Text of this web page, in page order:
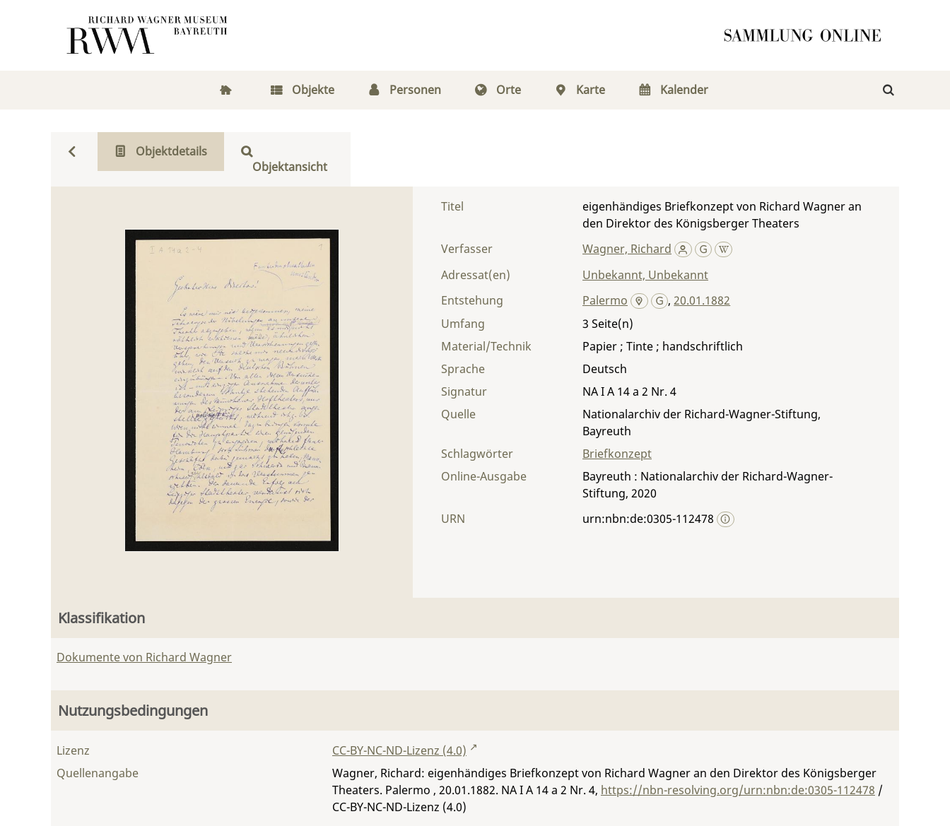
Objekte Personen Orte Karte Kalender
Objektdetails
Objektansicht
Titel
eigenhändiges Briefkonzept von Richard Wagner an
den Direktor des Königsberger Theaters
Verfasser
Wagner, Richard
Adressat(en)
Unbekannt, Unbekannt
Entstehung
Palermo ,20.01.1882
Umfang
3
Material/Technik
Papier ; Tinte ; handschriftlich
Sprache
Deutsch
Signatur
NA I A 14 a 2 Nr. 4
Quelle
Nationalarchiv der Richard-Wagner-Stiftung,
Bayreuth
Schlagwörter
Briefkonzept
Online-Ausgabe
Bayreuth : Nationalarchiv der Richard-Wagner-
Stiftung, 2020
URN
urn:nbn:de:0305-112478
Klassifikation
Dokumente von Richard Wagner
Nutzungsbedingungen
Lizenz
CC-BY-NC-ND-Lizenz (4.0)
Quellenangabe
Wagner, Richard: eigenhändiges Briefkonzept von Richard Wagner an den Direktor des Königsberger
Theaters. Palermo , 20.01.1882. NA I A 14 a 2 Nr. 4, https://nbn-resolving.org/urn:nbn:de:0305-112478 /
CC-BY-NC-ND-Lizenz (4.0)